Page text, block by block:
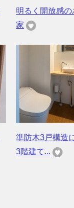
明るく開放感の
家
準防木3戸構造
3階建て...